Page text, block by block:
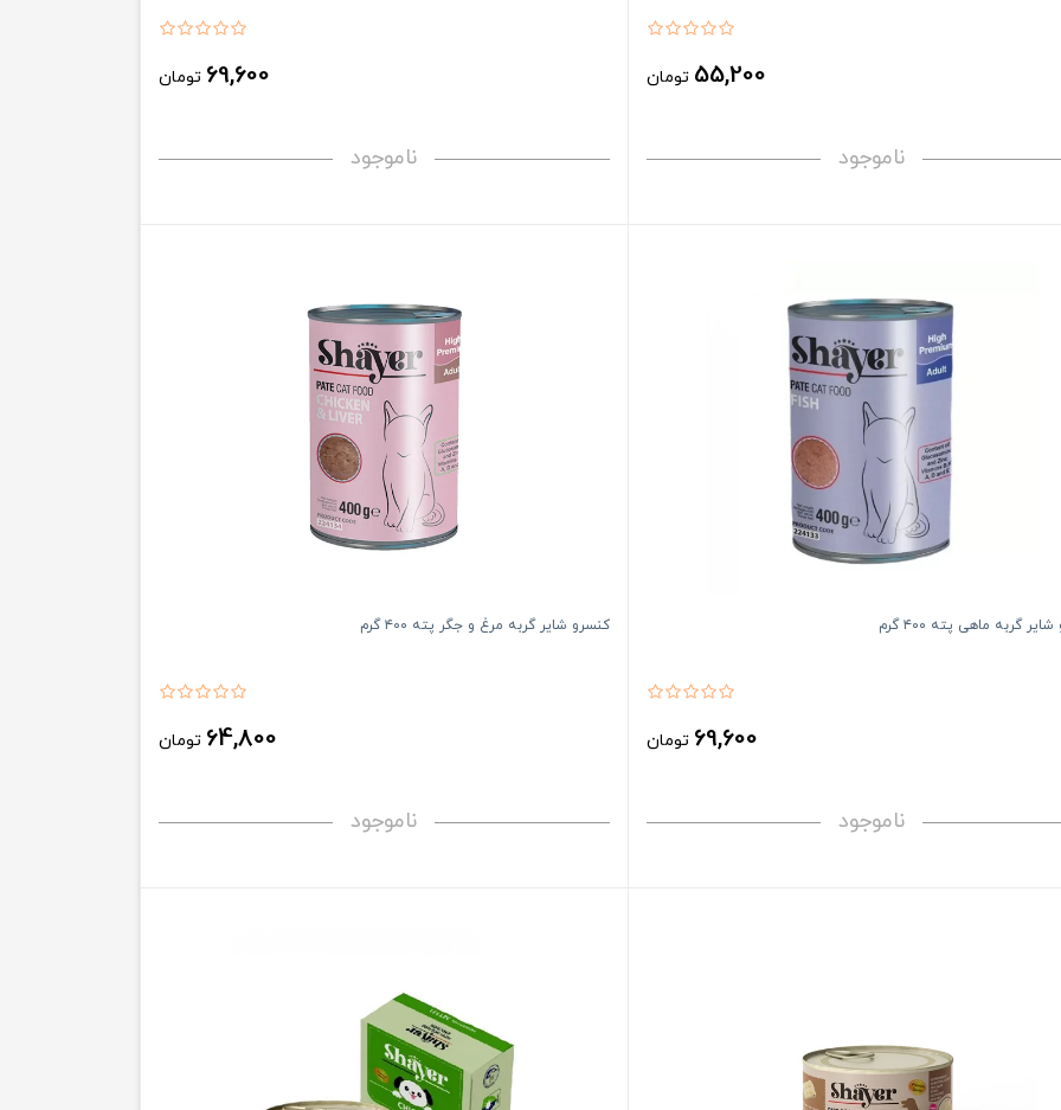
55,200 تومان
ناموجود
69,600 تومان
ناموجود
گربه ماهی پته ۴۰۰ گرم
69,600 تومان
ناموجود
کنسرو شایر گربه مرغ و جگر پته ۴۰۰ گرم
64,800 تومان
ناموجود